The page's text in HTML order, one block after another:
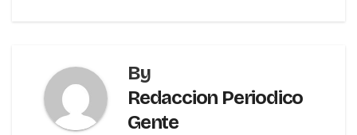
By
Redaccion Periodico
Gente